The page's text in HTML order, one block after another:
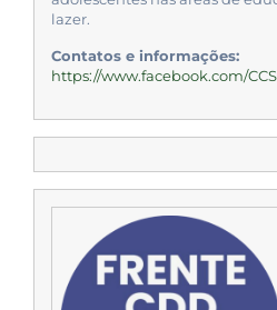
lazer.
Contatos e informações:
https://www.facebook.com/